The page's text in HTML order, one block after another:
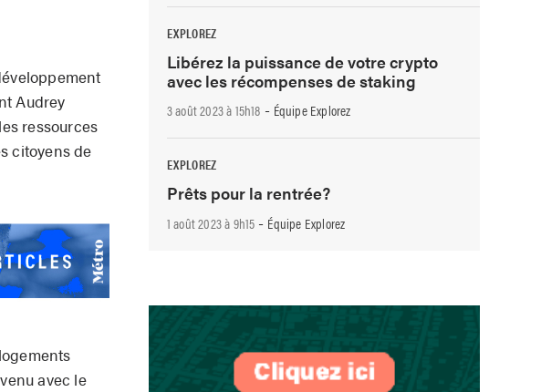
Audrey
ressources
citoyens de
avec le
EXPLOREZ
Libérez la puissance de votre crypto
avec les récompenses de staking
3 août 2023 à 15h18 - Équipe Explorez
EXPLOREZ
Prêts pour la rentrée?
1 août 2023 à 9h15 - Équipe Explorez